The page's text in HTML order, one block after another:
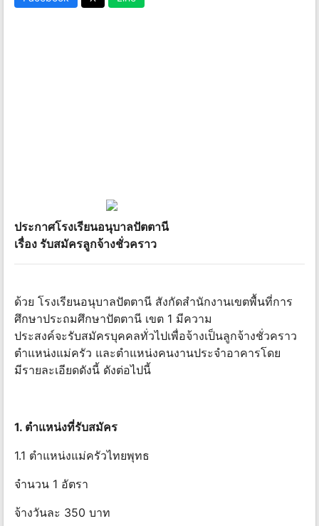
ประกาศโรงเรียนอนุบาลปัตตานี
เรื่อง รับสมัครลูกจ้างชั่วคราว
ด้วย โรงเรียนอนุบาลปัตตานี สังกัดสำนักงานเขตพื้นที่การ
ศึกษาประถมศึกษาปัตตานี เขต 1 มีความ
ประสงค์จะรับสมัครบุคคลทั่วไปเพื่อจ้างเป็นลูกจ้างชั่วคราว
ตำแหน่งแม่ครัว และตำแหน่งคนงานประจำอาคารโดย
มีรายละเอียดดังนี้ ดังต่อไปนี้
1. ตำแหน่งที่รับสมัคร
1.1 ตำแหน่งแม่ครัวไทยพุทธ
จำนวน 1 อัตรา
จ้างวันละ 350 บาท